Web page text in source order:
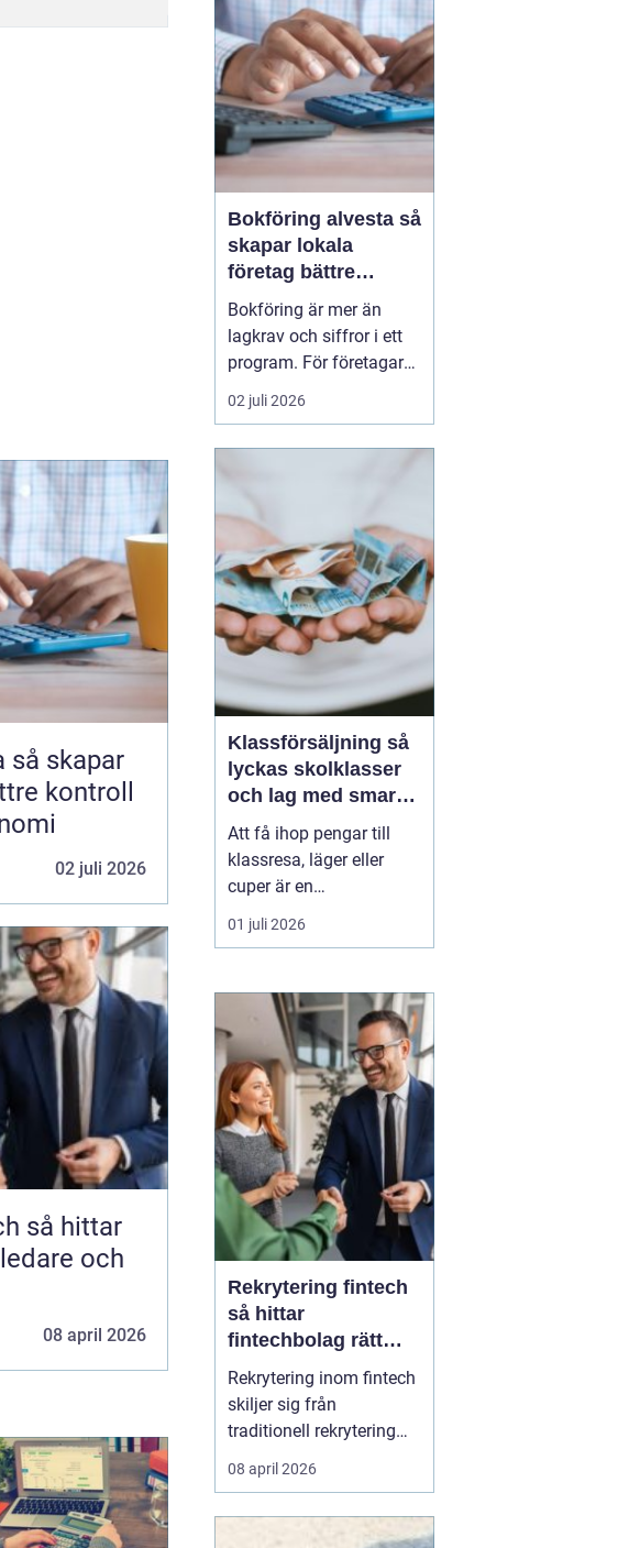
kontroll
02 juli 2026
och
08 april 2026
något, och hur går en
försäljning faktiskt till?
...
Bokföring alvesta så
skapar lokala
företag bättre
kontroll och
tryggare ekonomi
Bokföring är mer än
lagkrav och siffror i ett
program. För företagare i
Alvesta handlar det om
vardaglig trygghet, bättre
korrekta, uppdaterade
och begripliga blir det
enklare att växa, ...
02 juli 2026
Klassförsäljning så
lyckas skolklasser
och lag med smarta
säljprojekt
Att få ihop pengar till
klassresa, läger eller
cuper är en
återkommande
utmaning för många
Samtidigt kan en
genomtänkt
Klassförsäljningbli
mycket mer än bara ett
sätt att fylla kassan.
De...
01 juli 2026
Rekrytering fintech
så hittar
fintechbolag rätt
ledare och
specialister
Rekrytering inom fintech
skiljer sig från
traditionell rekrytering
inom bank, finans eller
renodlad tech.
miljö där teknik, affär
08 april 2026